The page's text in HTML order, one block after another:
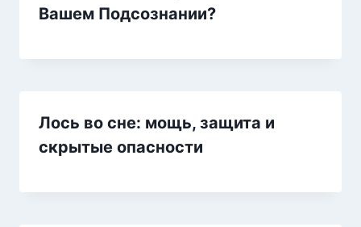
Вашем Подсознании?
Лось во сне: мощь, защита и
скрытые опасности